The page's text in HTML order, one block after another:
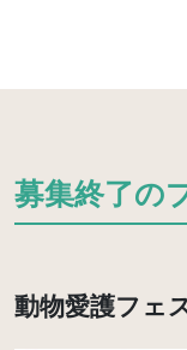
募集終了の
動物愛護フェ